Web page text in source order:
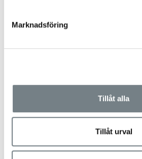
Marknadsföring
Tillåt alla
Tillåt urval